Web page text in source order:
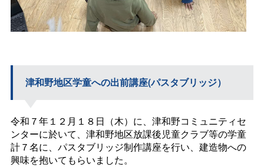
津和野地区学童への出前講座(パスタブリッジ）
令和７年１２月１８日（木）に、津和野コミュニティセ
ンターに於いて、津和野地区放課後児童クラブ等の学童
計７名に、パスタブリッジ制作講座を行い、建造物への
興味を抱いてもらいました。